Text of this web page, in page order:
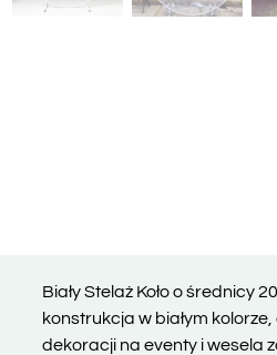
Biały Stelaż Koło o średnicy
konstrukcja w białym
dekoracji na eventy i wesela